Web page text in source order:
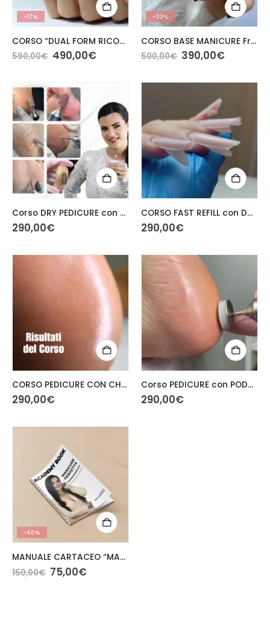
-17%
CORSO “DUAL FORM RICOSTRUZIONE” LIVELLO 1
590,00€ 490,00€
-22%
CORSO BASE MANICURE Fresa · Dry & Combi Manicure · Soak Off
500,00€ 390,00€
Corso DRY PEDICURE con punte FRESA ‌ in presenza
290,00€
CORSO FAST REFILL con DUAL FORM in presenza
290,00€
CORSO PEDICURE CON CHERATOLITICI IN PRESENZA
290,00€
Corso PEDICURE con PODO DISCO in presenza
290,00€
-50%
MANUALE CARTACEO “MANICURE PERFETTA” di Anna Korenieva
150,00€ 75,00€